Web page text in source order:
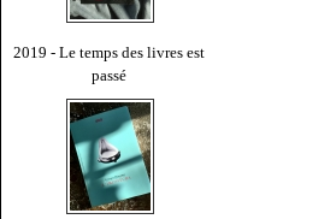
2019 - Le temps des livres est
passé